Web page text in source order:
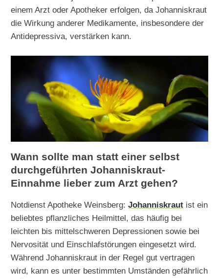
einem Arzt oder Apotheker erfolgen, da Johanniskraut
die Wirkung anderer Medikamente, insbesondere der
Antidepressiva, verstärken kann.
Wann sollte man statt einer selbst
durchgeführten Johanniskraut-
Einnahme lieber zum Arzt gehen?
Notdienst Apotheke Weinsberg:Johanniskraut ist ein
beliebtes pflanzliches Heilmittel, das häufig bei
leichten bis mittelschweren Depressionen sowie bei
Nervosität und Einschlafstörungen eingesetzt wird.
Während Johanniskraut in der Regel gut vertragen
wird, kann es unter bestimmten Umständen gefährlich